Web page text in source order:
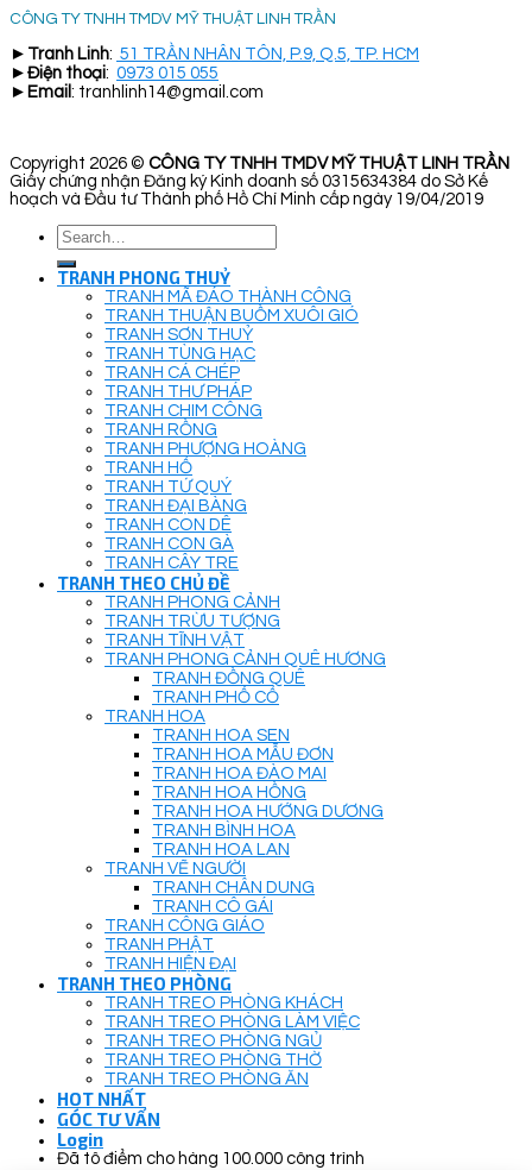
CÔNG TY TNHH TMDV MỸ THUẬT LINH TRẦN
► Tranh Linh: 51 TRẦN NHÂN TÔN, P.9, Q.5, TP. HCM
► Điện thoại: 0973 015 055
► Email : tranhlinh14@gmail.com
Copyright 2026 © CÔNG TY TNHH TMDV MỸ THUẬT LINH TRẦN
Giấy chứng nhận Đăng ký Kinh doanh số 0315634384 do Sở Kế
hoạch và Đầu tư Thành phố Hồ Chí Minh cấp ngày 19/04/2019
Search
for:
TRANH PHONG THUỶ
TRANH MÃ ĐÁO THÀNH CÔNG
TRANH THUẬN BUỒM XUÔI GIÓ
TRANH SƠN THUỶ
TRANH TÙNG HẠC
TRANH CÁ CHÉP
TRANH THƯ PHÁP
TRANH CHIM CÔNG
TRANH RỒNG
TRANH PHƯỢNG HOÀNG
TRANH HỔ
TRANH TỨ QUÝ
TRANH ĐẠI BÀNG
TRANH CON DÊ
TRANH CON GÀ
TRANH CÂY TRE
TRANH THEO CHỦ ĐỀ
TRANH PHONG CẢNH
TRANH TRỪU TƯỢNG
TRANH TĨNH VẬT
TRANH PHONG CẢNH QUÊ HƯƠNG
TRANH ĐỒNG QUÊ
TRANH PHỐ CỔ
TRANH HOA
TRANH HOA SEN
TRANH HOA MẪU ĐƠN
TRANH HOA ĐÀO MAI
TRANH HOA HỒNG
TRANH HOA HƯỚNG DƯƠNG
TRANH BÌNH HOA
TRANH HOA LAN
TRANH VẼ NGƯỜI
TRANH CHÂN DUNG
TRANH CÔ GÁI
TRANH CÔNG GIÁO
TRANH PHẬT
TRANH HIỆN ĐẠI
TRANH THEO PHÒNG
TRANH TREO PHÒNG KHÁCH
TRANH TREO PHÒNG LÀM VIỆC
TRANH TREO PHÒNG NGỦ
TRANH TREO PHÒNG THỜ
TRANH TREO PHÒNG ĂN
HOT NHẤT
GÓC TƯ VẤN
Login
Đã tô điểm cho hàng 100.000 công trình